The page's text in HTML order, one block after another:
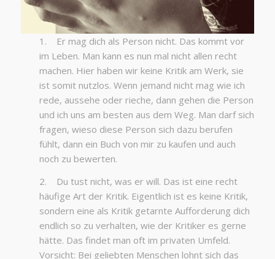
1. Er mag dich als Person nicht. Das kommt vor
im Leben. Man kann es nun mal nicht allen recht
machen. Hier haben wir keine Kritik am Werk, sie
ist somit nutzlos. Wenn jemand nicht mag wie ich
rede, aussehe oder rieche, dann gehen die Person
und ich uns am besten aus dem Weg. Man darf sich
fragen, wieso diese Person sich dazu berufen
fühlt, dann ein Buch von mir zu kaufen und auch
noch zu bewerten.
2. Du tust nicht, was er will. Das ist eine recht
häufige Art der Kritik. Eigentlich ist es keine Kritik,
sondern eine als Kritik getarnte Aufforderung dich
endlich so zu verhalten, wie der Kritiker es gerne
hätte. Das findet man oft im privaten Umfeld.
Vorsicht: Bei geliebten Menschen lohnt sich das